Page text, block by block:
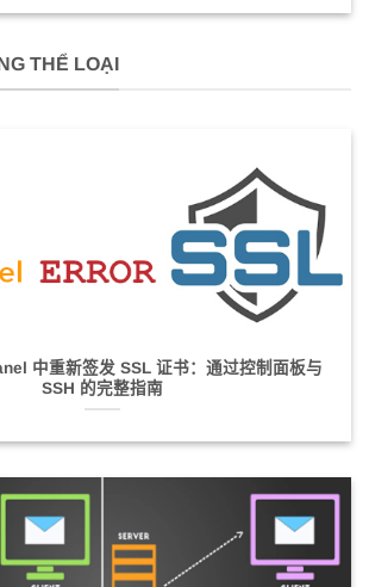
THỂ LOẠI
中重新签发 SSL 证书：通过控制面板与
SSH 的完整指南